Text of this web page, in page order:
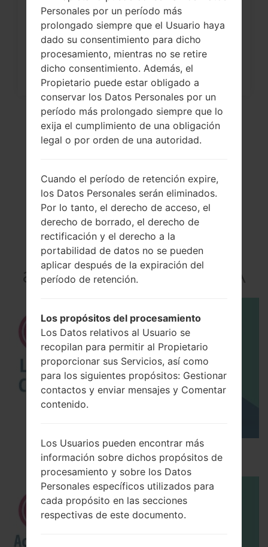
a través del menú...
El vídeo
LGH955A(LGH955A)
akaLG G Flex 2 LTE-A
Los 5 principales Códigos Secretos para LG!
Personales por un período más
prolongado siempre que el Usuario haya
dado su consentimiento para dicho
procesamiento, mientras no se retire
dicho consentimiento. Además, el
Propietario puede estar obligado a
conservar los Datos Personales por un
período más prolongado siempre que lo
exija el cumplimiento de una obligación
legal o por orden de una autoridad.
Cuando el período de retención expire,
los Datos Personales serán eliminados.
Por lo tanto, el derecho de acceso, el
derecho de borrado, el derecho de
rectificación y el derecho a la
portabilidad de datos no se pueden
aplicar después de la expiración del
período de retención.
Los propósitos del procesamiento
Los Datos relativos al Usuario se
recopilan para permitir al Propietario
proporcionar sus Servicios, así como
para los siguientes propósitos: Gestionar
contactos y enviar mensajes y Comentar
contenido.
Los Usuarios pueden encontrar más
información sobre dichos propósitos de
procesamiento y sobre los Datos
Personales específicos utilizados para
cada propósito en las secciones
respectivas de este documento.